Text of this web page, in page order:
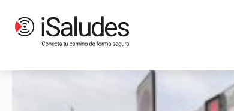
Etiqueta: señaletica